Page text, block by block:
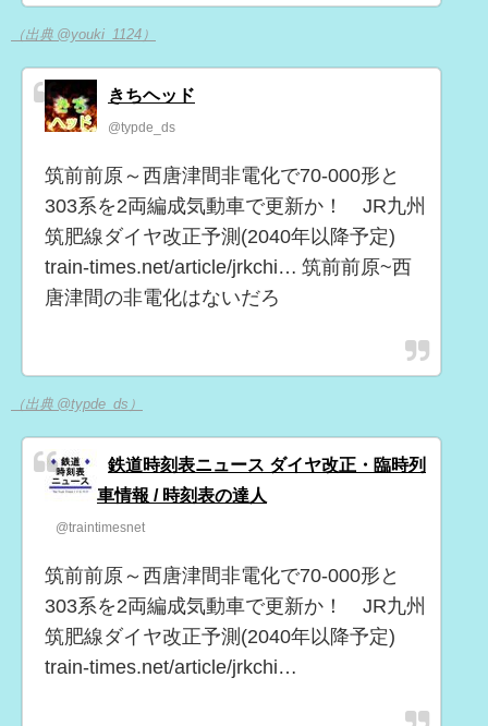
（出典 @youki_1124）
きちヘッド
@typde_ds
筑前前原～西唐津間非電化で70-000形と
303系を2両編成気動車で更新か！ JR九州
筑肥線ダイヤ改正予測(2040年以降予定)
train-times.net/article/jrkchi… 筑前前原~西
唐津間の非電化はないだろ
（出典 @typde_ds）
鉄道時刻表ニュース ダイヤ改正・臨時列
車情報 / 時刻表の達人
@traintimesnet
筑前前原～西唐津間非電化で70-000形と
303系を2両編成気動車で更新か！ JR九州
筑肥線ダイヤ改正予測(2040年以降予定)
train-times.net/article/jrkchi…